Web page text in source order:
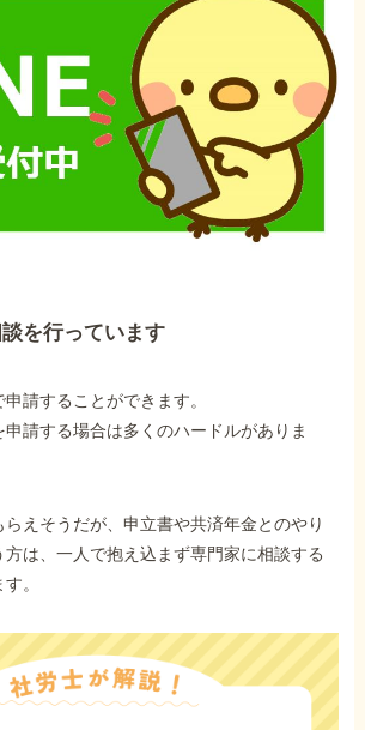
を行っています
請することができます。
申請する場合は多くのハードルがありま
らえそうだが、申立書や共済年金とのやり
は、一人で抱え込まず専門家に相談する
。